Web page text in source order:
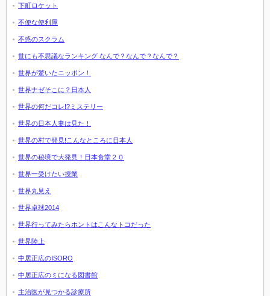
下町ロケット
不便な便利屋
不惑のスクラム
世にも不思議なランキング なんで？なんで？なんで？
世界が驚いたニッポン！
世界ナゼそこに？日本人
世界の何だコレ!?ミステリー
世界の日本人妻は見た！
世界の村で発見!こんなところに日本人
世界の秘境で大発見！日本食堂２０
世界一受けたい授業
世界丸見え
世界卓球2014
世界行ってみたらホントはこんなトコだった
世界陸上
中居正広のISORO
中居正広のミになる図書館
主治医が見つかる診療所